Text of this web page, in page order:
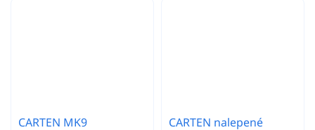
CARTEN MK9
CARTEN nalepené